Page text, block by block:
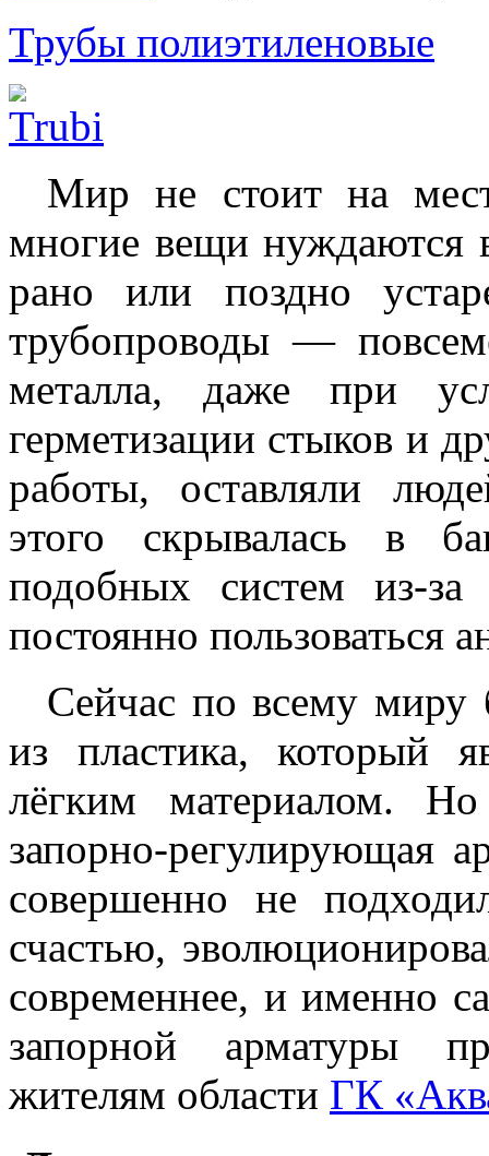
Трубы полиэтиленовые
Мир не стоит на
многие вещи нуждаются
рано или поздно
трубопроводы —
металла, даже при
герметизации стыков и
работы, оставляли
этого скрывалась в
подобных систем из-
постоянно пользоваться
Сейчас по всему миру
из пластика, который
лёгким материалом.
запорно-регулирующая
совершенно не
счастью,
современнее, и именно
запорной арматуры
жителям области ГК